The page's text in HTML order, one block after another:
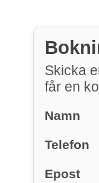
Skicka
får en
Namn
Telefon
Epost